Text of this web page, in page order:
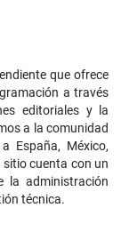
que ofrece
a través
editoriales y la
a la comunidad
España, México,
sitio cuenta con un
la administración
técnica.